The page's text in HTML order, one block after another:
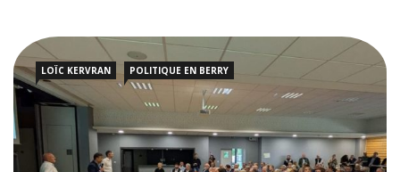
LOÏC KERVRAN POLITIQUE EN BERRY